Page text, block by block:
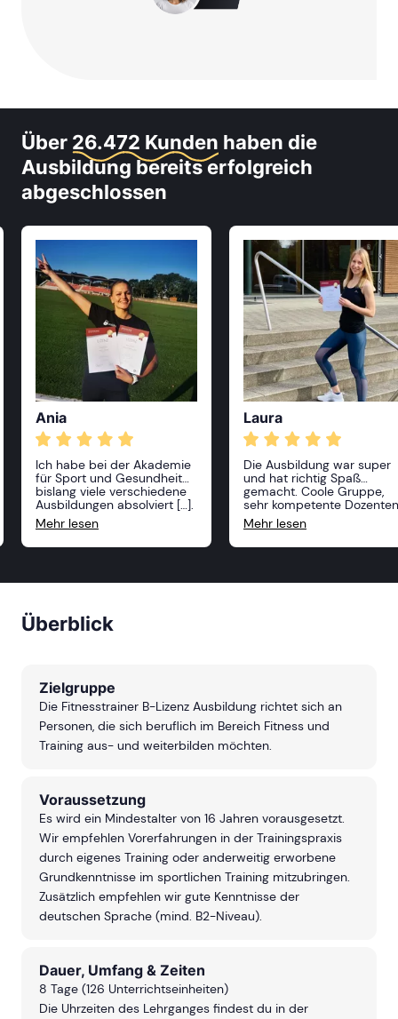
Über 26.472 Kunden haben die
Ausbildung bereits erfolgreich
abgeschlossen
Ania
Ich habe bei der Akademie
für Sport und Gesundheit
bislang viele verschiedene
Ausbildungen absolviert […].
Alle Kurse waren sehr
anspruchsvoll und
professionell, die Dozenten
kann die Akademie nur
Jahr weitere Kurse zu
Mehr lesen
Laura
Die Ausbildung war super
und hat richtig Spaß
gemacht. Coole Gruppe,
sehr kompetente Dozenten
und absolut praxisnah. Ich
freue mich schon auf
nächste Ausbildung bei
Mehr lesen
Überblick
Zielgruppe
Die Fitnesstrainer B-Lizenz Ausbildung richtet sich an
Personen, die sich beruflich im Bereich Fitness und
Training aus- und weiterbilden möchten.
Voraussetzung
Es wird ein Mindestalter von 16 Jahren vorausgesetzt.
Wir empfehlen Vorerfahrungen in der Trainingspraxis
durch eigenes Training oder anderweitig erworbene
Grundkenntnisse im sportlichen Training mitzubringen.
Zusätzlich empfehlen wir gute Kenntnisse der
deutschen Sprache (mind. B2-Niveau).
Dauer, Umfang & Zeiten
8 Tage (126 Unterrichtseinheiten)
Die Uhrzeiten des Lehrganges findest du in der